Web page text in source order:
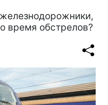
время обстрелов?